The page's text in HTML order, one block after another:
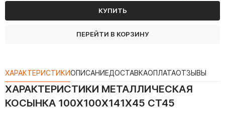
КУПИТЬ
ПЕРЕЙТИ В КОРЗИНУ
ХАРАКТЕРИСТИКИОПИСАНИЕДОСТАВКАОПЛАТАОТЗЫВЫ
ХАРАКТЕРИСТИКИ МЕТАЛЛИЧЕСКАЯ
КОСЫНКА 100Х100Х141Х45 СТ45